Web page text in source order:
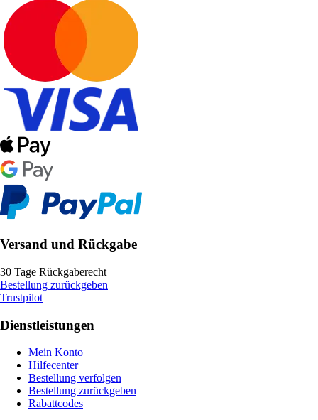
Versand und Rückgabe
30 Tage Rückgaberecht
Bestellung zurückgeben
Trustpilot
Dienstleistungen
Mein Konto
Hilfecenter
Bestellung verfolgen
Bestellung zurückgeben
Rabattcodes